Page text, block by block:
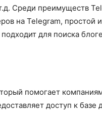
Среди преимуществ
на Telegram, простой
для поиска
помогает
доступ к